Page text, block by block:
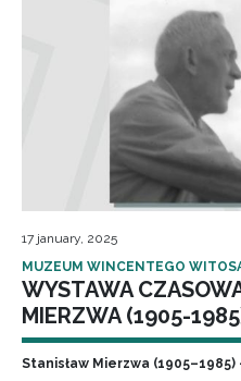
17 january, 2025
MUZEUM WINCENTEGO
WYSTAWA
MIERZWA (1905-
Stanisław Mierzwa